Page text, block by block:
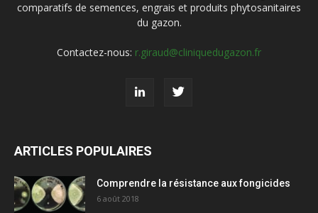
comparatifs de semences, engrais et produits phytosanitaires
du gazon.
Contactez-nous: r.giraud@cliniquedugazon.fr
ARTICLES POPULAIRES
Comprendre la résistance aux fongicides
6 août 2018